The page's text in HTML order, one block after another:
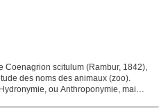
Coenagrion scitulum (Rambur, 1842),
des noms des animaux (zoo).
ou Anthroponymie, mais